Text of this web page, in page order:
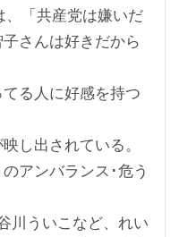
「共産党は嫌いだ
さんは好きだから
る人に好感を持つ
し出されている。
アンバランス･危う
川ういこなど、れい